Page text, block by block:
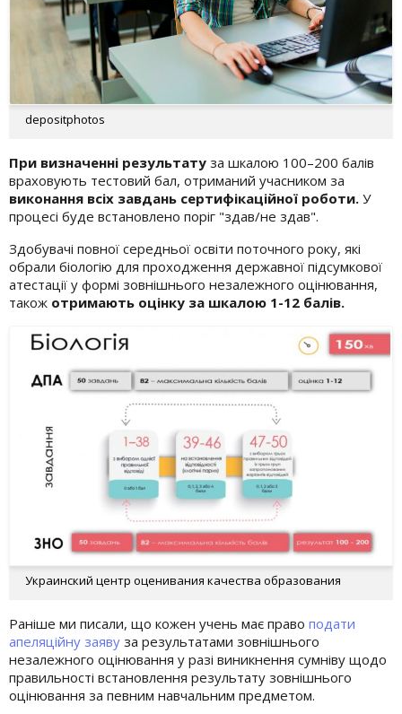
depositphotos
При визначенні результату за шкалою 100–200 балів
враховують тестовий бал, отриманий учасником за
виконання всіх завдань сертифікаційної роботи. У
процесі буде встановлено поріг "здав/не здав".
Здобувачі повної середньої освіти поточного року, які
обрали біологію для проходження державної підсумкової
атестації у формі зовнішнього незалежного оцінювання,
також отримають оцінку за шкалою 1-12 балів.
Украинский центр оценивания качества образования
Раніше ми писали, що кожен учень має право подати
апеляційну заяву за результатами зовнішнього
незалежного оцінювання у разі виникнення сумніву щодо
правильності встановлення результату зовнішнього
оцінювання за певним навчальним предметом.